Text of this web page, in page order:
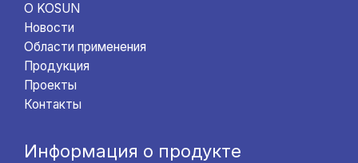
О KOSUN
Новости
Области применения
Продукция
Проекты
Контакты
Информация о продукте